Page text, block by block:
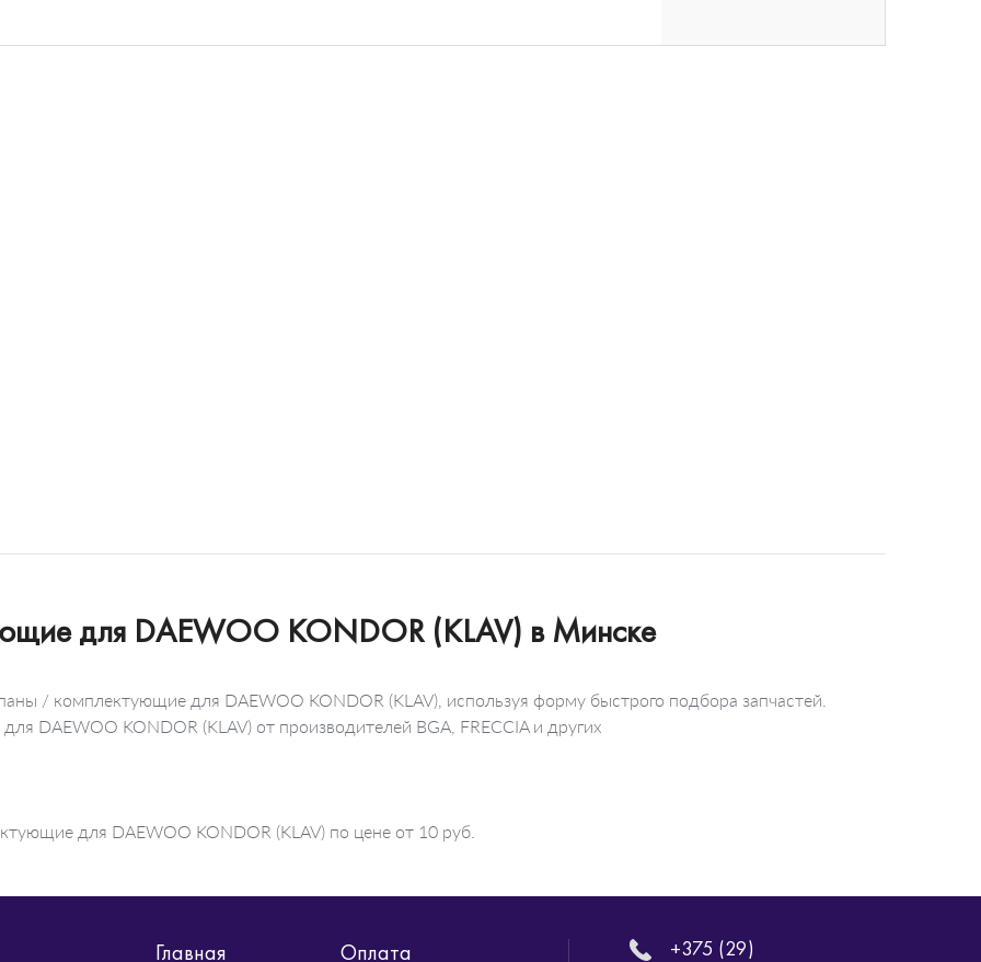
для DAEWOO KONDOR (KLAV) в Минске
/ комплектующие для DAEWOO KONDOR (KLAV), используя форму быстрого подбора запчастей.
DAEWOO KONDOR (KLAV) от производителей BGA, FRECCIA и других
для DAEWOO KONDOR (KLAV) по цене от 10 руб.
Главная Оплата +375 (29)